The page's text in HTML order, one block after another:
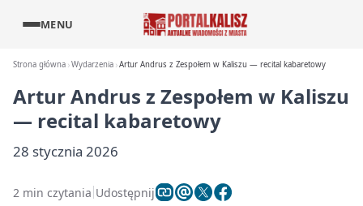
MENU
Strona główna Wydarzenia Artur Andrus z Zespołem w Kaliszu — recital kabaretowy
Artur Andrus z Zespołem w Kaliszu
— recital kabaretowy
28 stycznia 2026
2 min czytania Udostępnij